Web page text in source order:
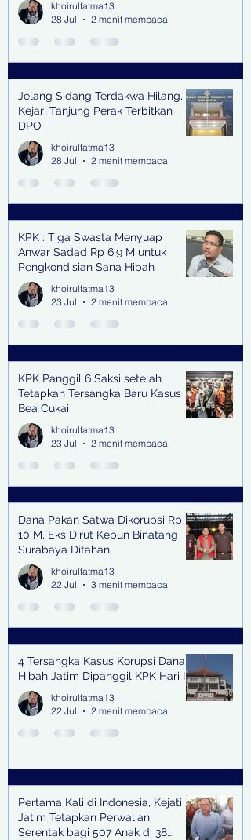
khoirulfatma13
28 Jul
2 menit membaca
Jelang Sidang Terdakwa Hilang,
Kejari Tanjung Perak Terbitkan
DPO
khoirulfatma13
28 Jul
2 menit membaca
KPK : Tiga Swasta Menyuap
Anwar Sadad Rp 6,9 M untuk
Pengkondisian Sana Hibah
khoirulfatma13
23 Jul
2 menit membaca
KPK Panggil 6 Saksi setelah
Tetapkan Tersangka Baru Kasus
Bea Cukai
khoirulfatma13
23 Jul
2 menit membaca
Dana Pakan Satwa Dikorupsi Rp
10 M, Eks Dirut Kebun Binatang
Surabaya Ditahan
khoirulfatma13
22 Jul
3 menit membaca
4 Tersangka Kasus Korupsi Dana
Hibah Jatim Dipanggil KPK Hari Ini
khoirulfatma13
22 Jul
2 menit membaca
Pertama Kali di Indonesia, Kejati
Jatim Tetapkan Perwalian
Serentak bagi 507 Anak di 38